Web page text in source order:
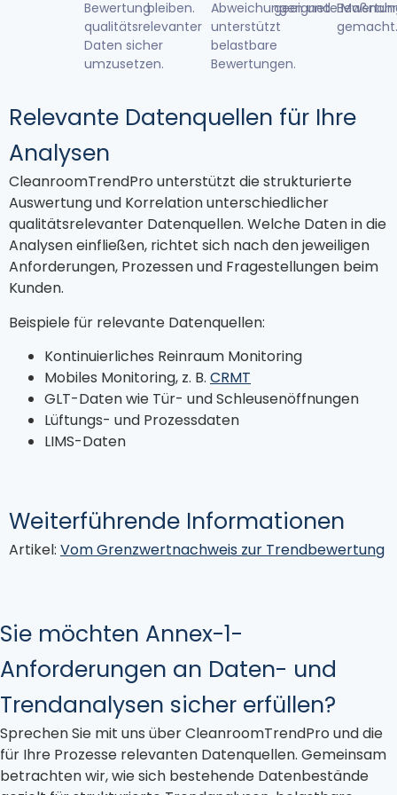
Bewertung
qualitätsrelevanter
Daten sicher
umzusetzen.
bleiben.
Abweichungen und
unterstützt
belastbare
Bewertungen.
geeignete
Relevante Datenquellen für Ihre
Analysen
CleanroomTrendPro unterstützt die strukturierte
Auswertung und Korrelation unterschiedlicher
qualitätsrelevanter Datenquellen. Welche Daten in die
Analysen einfließen, richtet sich nach den jeweiligen
Anforderungen, Prozessen und Fragestellungen beim
Kunden.
Beispiele für relevante Datenquellen:
Kontinuierliches Reinraum Monitoring
Mobiles Monitoring, z. B. CRMT
GLT-Daten wie Tür- und Schleusenöffnungen
Lüftungs- und Prozessdaten
LIMS-Daten
Weiterführende Informationen
Artikel: Vom Grenzwertnachweis zur Trendbewertung
Sie möchten Annex-1-
Anforderungen an Daten- und
Trendanalysen sicher erfüllen?
Sprechen Sie mit uns über CleanroomTrendPro und die
für Ihre Prozesse relevanten Datenquellen. Gemeinsam
betrachten wir, wie sich bestehende Datenbestände